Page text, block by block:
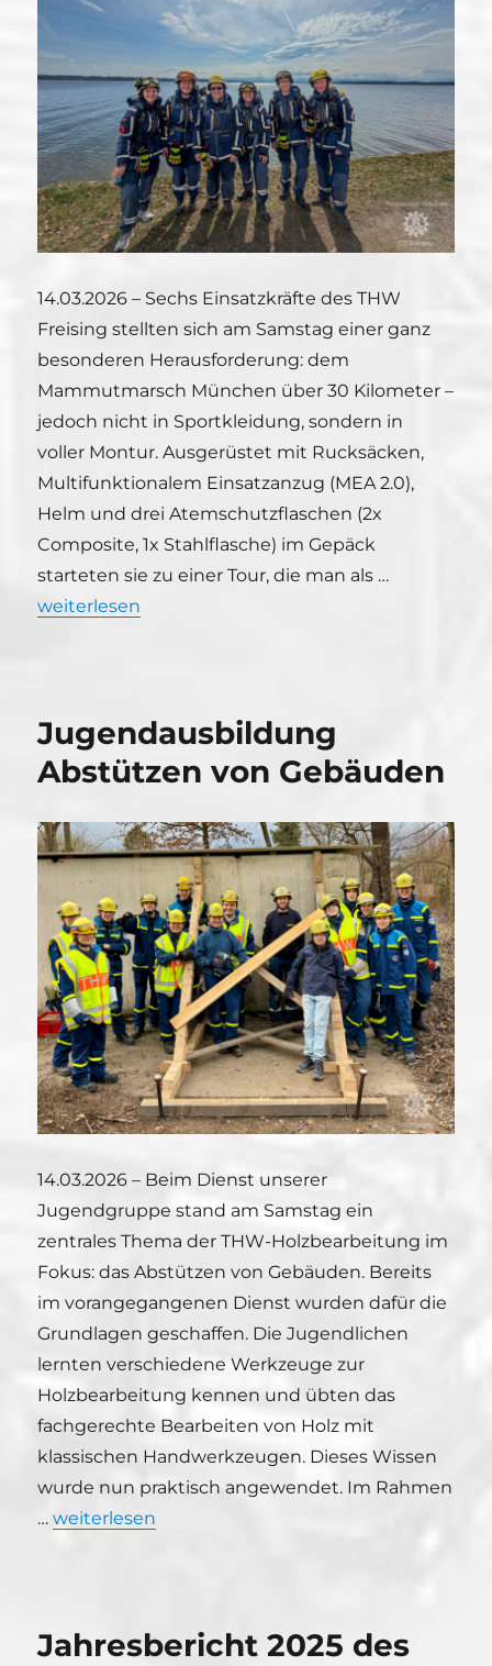
14.03.2026 – Sechs Einsatzkräfte des THW
Freising stellten sich am Samstag einer ganz
besonderen Herausforderung: dem
Mammutmarsch München über 30 Kilometer –
jedoch nicht in Sportkleidung, sondern in
voller Montur. Ausgerüstet mit Rucksäcken,
Multifunktionalem Einsatzanzug (MEA 2.0),
Helm und drei Atemschutzflaschen (2x
Composite, 1x Stahlflasche) im Gepäck
starteten sie zu einer Tour, die man als …
„Dienstsport Extrem: THW Freising beim
weiterlesen
Jugendausbildung
Abstützen von Gebäuden
14.03.2026 – Beim Dienst unserer
Jugendgruppe stand am Samstag ein
zentrales Thema der THW-Holzbearbeitung im
Fokus: das Abstützen von Gebäuden. Bereits
im vorangegangenen Dienst wurden dafür die
Grundlagen geschaffen. Die Jugendlichen
lernten verschiedene Werkzeuge zur
Holzbearbeitung kennen und übten das
fachgerechte Bearbeiten von Holz mit
klassischen Handwerkzeugen. Dieses Wissen
wurde nun praktisch angewendet. Im Rahmen
…„Jugendausbildung Abstützen von Gebäuden“
weiterlesen
Jahresbericht 2025 des